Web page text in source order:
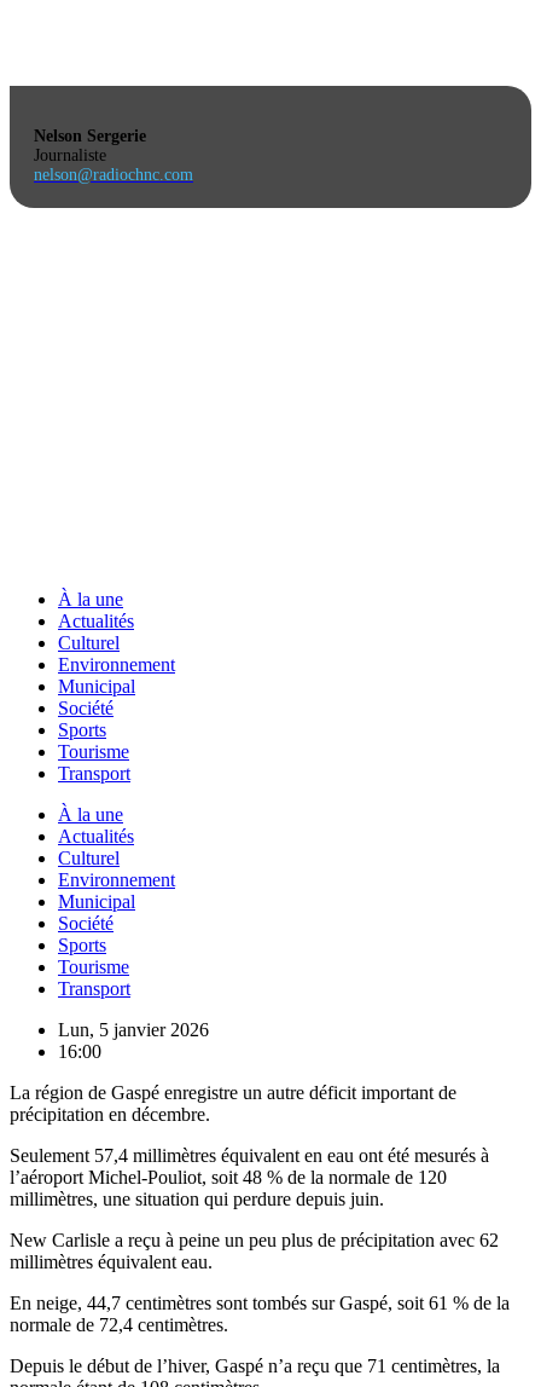
Nelson Sergerie
Journaliste
nelson@radiochnc.com
À la une
Actualités
Culturel
Environnement
Municipal
Société
Sports
Tourisme
Transport
À la une
Actualités
Culturel
Environnement
Municipal
Société
Sports
Tourisme
Transport
Lun, 5 janvier 2026
16:00
La région de Gaspé enregistre un autre déficit important de
précipitation en décembre.
Seulement 57,4 millimètres équivalent en eau ont été mesurés à
l’aéroport Michel-Pouliot, soit 48 % de la normale de 120
millimètres, une situation qui perdure depuis juin.
New Carlisle a reçu à peine un peu plus de précipitation avec 62
millimètres équivalent eau.
En neige, 44,7 centimètres sont tombés sur Gaspé, soit 61 % de la
normale de 72,4 centimètres.
Depuis le début de l’hiver, Gaspé n’a reçu que 71 centimètres, la